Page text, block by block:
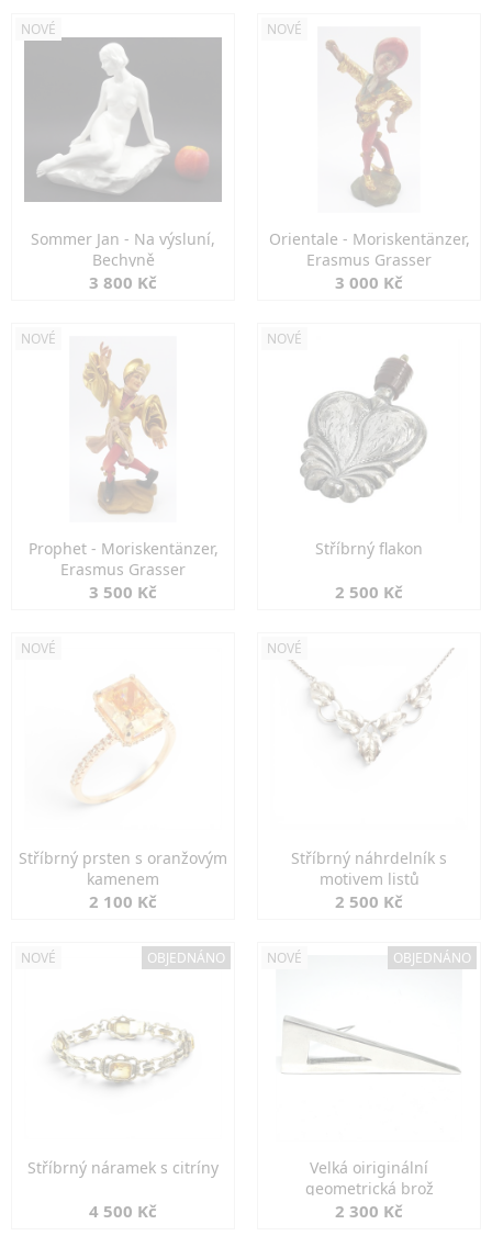
NOVÉ
Sommer Jan - Na výsluní,
Bechyně
3 800 Kč
NOVÉ
Orientale - Moriskentänzer,
Erasmus Grasser
3 000 Kč
NOVÉ
Prophet - Moriskentänzer,
Erasmus Grasser
3 500 Kč
NOVÉ
Stříbrný flakon
2 500 Kč
NOVÉ
Stříbrný prsten s oranžovým
kamenem
2 100 Kč
NOVÉ
Stříbrný náhrdelník s
motivem listů
2 500 Kč
NOVÉ OBJEDNÁNO
Stříbrný náramek s citríny
4 500 Kč
NOVÉ OBJEDNÁNO
Velká oiriginální
geometrická brož
2 300 Kč